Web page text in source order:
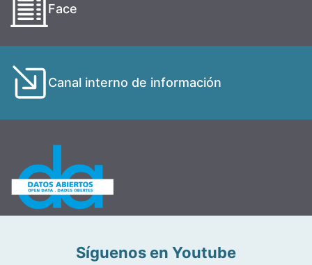
Face
Canal interno de información
Síguenos en Youtube